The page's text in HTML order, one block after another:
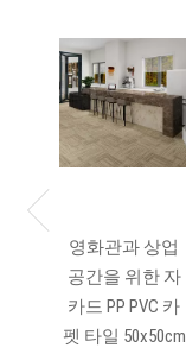
영화관과 상업
공간을 위한 자
카드 PP PVC 카
펫 타일 50x50cm